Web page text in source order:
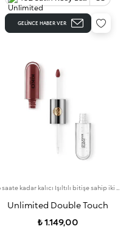
GELINCE HABER VER
Unlimited Double Touch
₺ 1.149,00